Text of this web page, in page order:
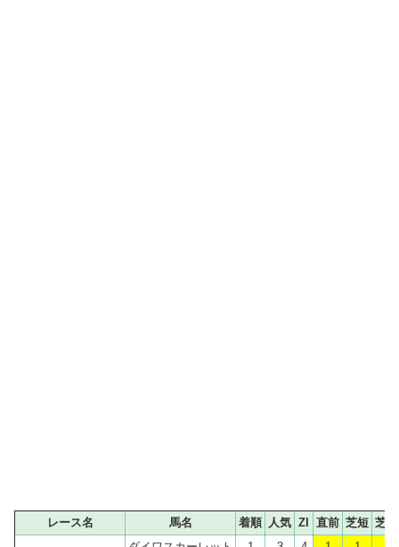
レース名 馬名 着順 人気 ZI 直前 芝短 芝中